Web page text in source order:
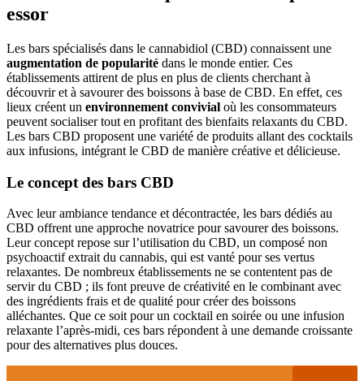
essor
Les bars spécialisés dans le cannabidiol (CBD) connaissent une
augmentation de popularité dans le monde entier. Ces
établissements attirent de plus en plus de clients cherchant à
découvrir et à savourer des boissons à base de CBD. En effet, ces
lieux créent un environnement convivial où les consommateurs
peuvent socialiser tout en profitant des bienfaits relaxants du CBD.
Les bars CBD proposent une variété de produits allant des cocktails
aux infusions, intégrant le CBD de manière créative et délicieuse.
Le concept des bars CBD
Avec leur ambiance tendance et décontractée, les bars dédiés au
CBD offrent une approche novatrice pour savourer des boissons.
Leur concept repose sur l’utilisation du CBD, un composé non
psychoactif extrait du cannabis, qui est vanté pour ses vertus
relaxantes. De nombreux établissements ne se contentent pas de
servir du CBD ; ils font preuve de créativité en le combinant avec
des ingrédients frais et de qualité pour créer des boissons
alléchantes. Que ce soit pour un cocktail en soirée ou une infusion
relaxante l’après-midi, ces bars répondent à une demande croissante
pour des alternatives plus douces.